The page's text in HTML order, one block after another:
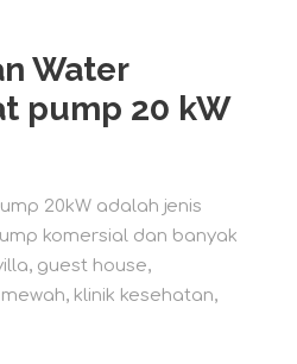
Water
pump 20 kW
20kW adalah jenis
komersial dan banyak
guest house,
klinik kesehatan,